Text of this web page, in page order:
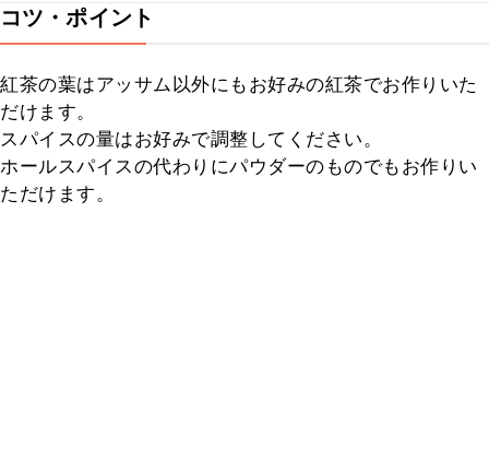
コツ・ポイント
紅茶の葉はアッサム以外にもお好みの紅茶でお作りいた
だけます。
スパイスの量はお好みで調整してください。
ホールスパイスの代わりにパウダーのものでもお作りい
ただけます。